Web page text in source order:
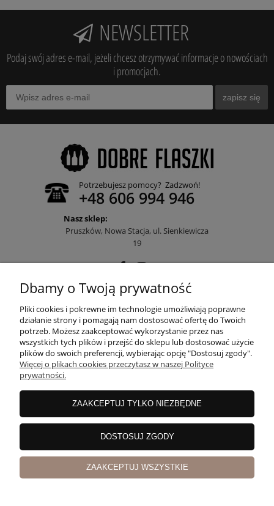
NEWSLETTER
Podaj swój adres e-mail, jeżeli chcesz otrzymywać informacje o nowościach
i promocjach.
zapisz się
Potrzebujesz pomocy? Zadzwoń!
+48 606 994 946
Nasz sklep:
Pruszków, Nowa Stacja, ul. Sienkiewicza
19
POMOC
MOJE KONTO
PŁATNOŚCI I DOSTAWA
INFORMACJE
O NAS
Dbamy o Twoją prywatność
Pliki cookies i pokrewne im technologie umożliwiają poprawne
działanie strony i pomagają nam dostosować ofertę do Twoich
potrzeb. Możesz zaakceptować wykorzystanie przez nas
wszystkich tych plików i przejść do sklepu lub dostosować użycie
plików do swoich preferencji, wybierając opcję "Dostosuj zgody".
Więcej o plikach cookies przeczytasz w naszej Polityce
prywatności.
ZAAKCEPTUJ TYLKO NIEZBĘDNE
DOSTOSUJ ZGODY
ZAAKCEPTUJ WSZYSTKIE